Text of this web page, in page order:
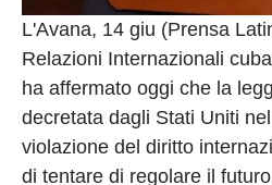
L'Avana, 14 giu (Prensa
Relazioni Internazionali
ha affermato oggi che la
decretata dagli Stati Uniti
violazione del diritto
di tentare di regolare il